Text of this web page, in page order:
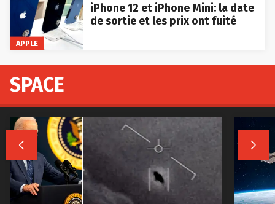
APPLE
iPhone 12 et iPhone Mini: la date
de sortie et les prix ont fuité
SPACE
 